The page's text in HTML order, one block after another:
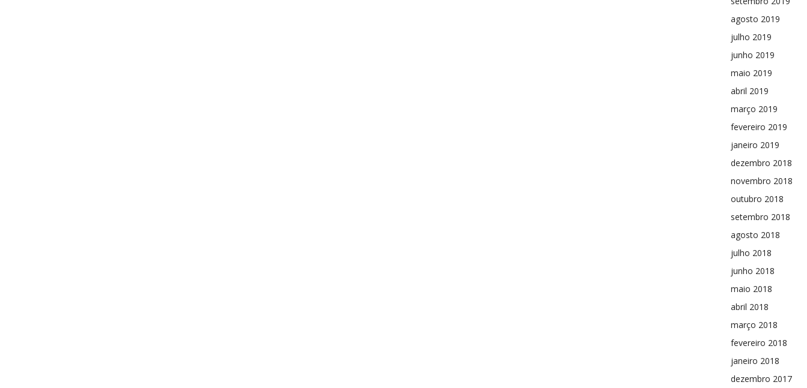
agosto 2019
julho 2019
junho 2019
maio 2019
abril 2019
março 2019
fevereiro 2019
janeiro 2019
dezembro 2018
novembro 2018
outubro 2018
setembro 2018
agosto 2018
julho 2018
junho 2018
maio 2018
abril 2018
março 2018
fevereiro 2018
janeiro 2018
dezembro 2017